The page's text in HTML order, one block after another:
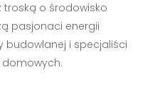
o środowisko
pasjonaci energii
budowlanej i specjaliści